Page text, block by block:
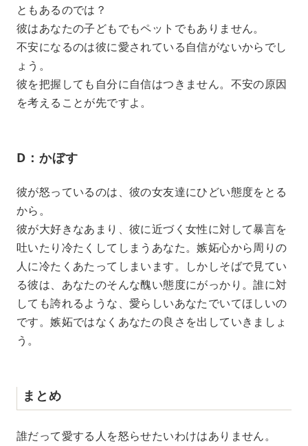
ともあるのでは？
彼はあなたの子どもでもペットでもありません。
不安になるのは彼に愛されている自信がないからでし
ょう。
彼を把握しても自分に自信はつきません。不安の原因
を考えることが先ですよ。
D：かぼす
彼が怒っているのは、彼の女友達にひどい態度をとる
から。
彼が大好きなあまり、彼に近づく女性に対して暴言を
吐いたり冷たくしてしまうあなた。嫉妬心から周りの
人に冷たくあたってしまいます。しかしそばで見てい
る彼は、あなたのそんな醜い態度にがっかり。誰に対
しても誇れるような、愛らしいあなたでいてほしいの
です。嫉妬ではなくあなたの良さを出していきましょ
う。
まとめ
誰だって愛する人を怒らせたいわけはありません。